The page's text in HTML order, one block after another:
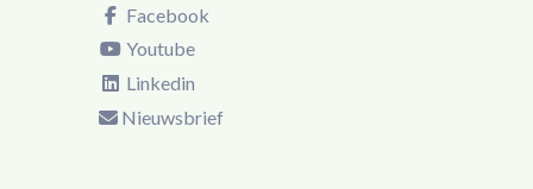
Facebook
Youtube
Linkedin
Nieuwsbrief